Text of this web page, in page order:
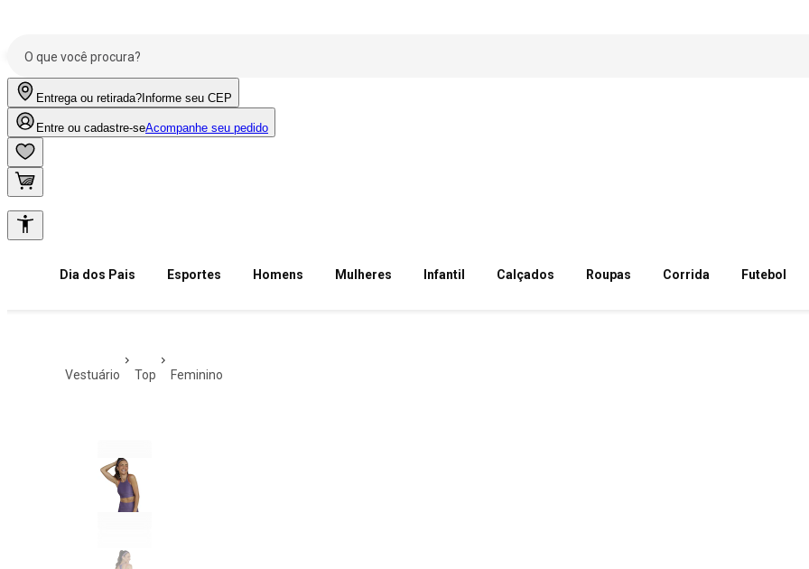
Entrega ou retirada? Informe seu CEP
Entre ou cadastre-seAcompanhe seu pedido
Dia dos Pais Esportes Homens Mulheres Infantil Calçados Roupas Corrida Futebol
vestuário top feminino